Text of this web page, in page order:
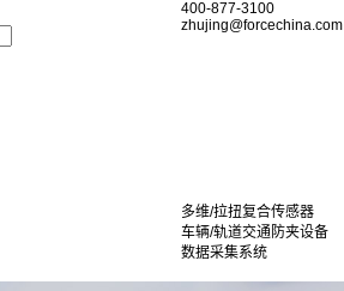
400-877-3100
zhujing@forcechina.com
多维/拉扭复合传感器
车辆/轨道交通防夹设备
数据采集系统